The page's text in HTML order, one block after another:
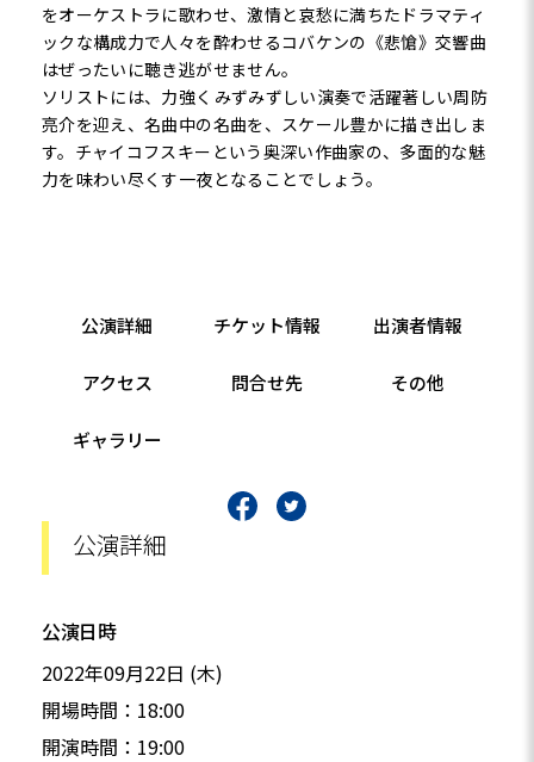
をオーケストラに歌わせ、激情と哀愁に満ちたドラマティ
ックな構成力で人々を酔わせるコバケンの《悲愴》交響曲
はぜったいに聴き逃がせません。
ソリストには、力強くみずみずしい演奏で活躍著しい周防
亮介を迎え、名曲中の名曲を、スケール豊かに描き出しま
す。チャイコフスキーという奥深い作曲家の、多面的な魅
力を味わい尽くす一夜となることでしょう。
公演詳細
公演日時
2022年09月22日 (木)
開場時間：18:00
開演時間：19:00
公演詳細 チケット情報 出演者情報
アクセス 問合せ先 その他
ギャラリー